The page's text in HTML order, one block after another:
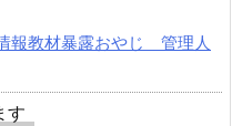
報教材暴露おやじ 管理人
す